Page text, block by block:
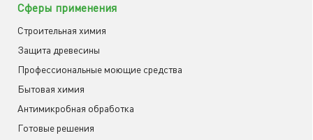
Сферы применения
Строительная химия
Защита древесины
Профессиональные моющие средства
Бытовая химия
Антимикробная обработка
Готовые решения